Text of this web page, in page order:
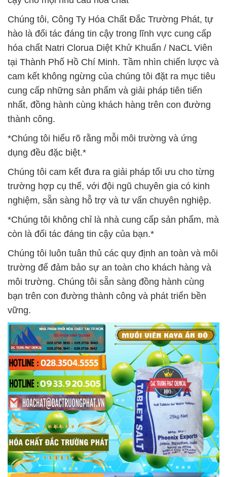
Chúng tôi, Công Ty Hóa Chất Đắc Trường Phát, tự
hào là đối tác đáng tin cậy trong lĩnh vực cung cấp
hóa chất Natri Clorua Diệt Khử Khuẩn / NaCL Viên
tại Thành Phố Hồ Chí Minh. Tầm nhìn chiến lược và
cam kết không ngừng của chúng tôi đặt ra mục tiêu
cung cấp những sản phẩm và giải pháp tiên tiến
nhất, đồng hành cùng khách hàng trên con đường
thành công.
*Chúng tôi hiểu rõ rằng mỗi môi trường và ứng
dụng đều đặc biệt.*
Chúng tôi cam kết đưa ra giải pháp tối ưu cho từng
trường hợp cụ thể, với đội ngũ chuyên gia có kinh
nghiệm, sẵn sàng hỗ trợ và tư vấn chuyên nghiệp.
*Chúng tôi không chỉ là nhà cung cấp sản phẩm, mà
còn là đối tác đáng tin cậy của bạn.*
Chúng tôi luôn tuân thủ các quy định an toàn và môi
trường để đảm bảo sự an toàn cho khách hàng và
môi trường. Chúng tôi sẵn sàng đồng hành cùng
bạn trên con đường thành công và phát triển bền
vững.